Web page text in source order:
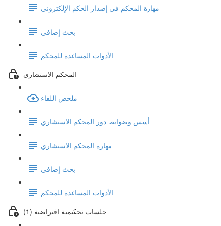
مهارة المحكم في إصدار الحكم الإلكتروني
بحث إضافي
الأدوات المساعدة للمحكم
المحكم الاستشاري
ملخص اللقاء
أسس وضوابط دور المحكم الاستشاري
مهارة المحكم الاستشاري
بحث إضافي
الأدوات المساعدة للمحكم
جلسات تحكيمية افتراضية (1)